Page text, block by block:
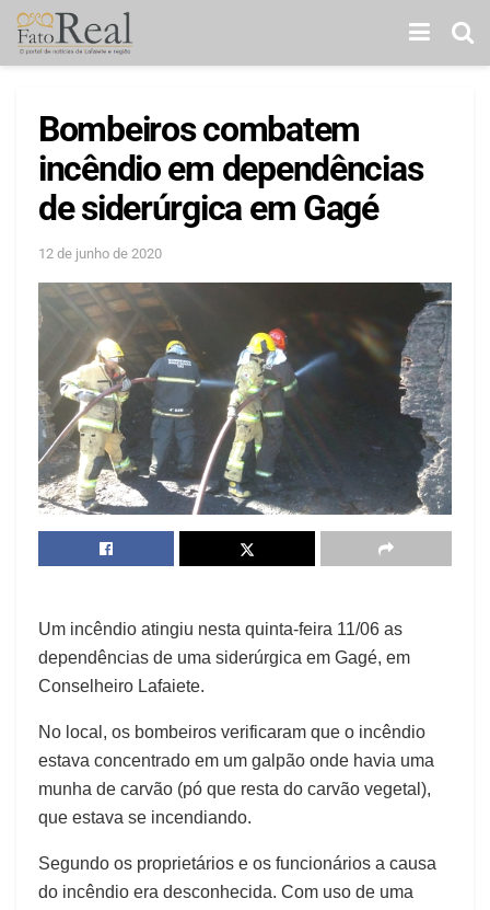
Bombeiros combatem
incêndio em dependências
de siderúrgica em Gagé
12 de junho de 2020
Um incêndio atingiu nesta quinta-feira 11/06 as
dependências de uma siderúrgica em Gagé, em
Conselheiro Lafaiete.
No local, os bombeiros verificaram que o incêndio
estava concentrado em um galpão onde havia uma
munha de carvão (pó que resta do carvão vegetal),
que estava se incendiando.
Segundo os proprietários e os funcionários a causa
do incêndio era desconhecida. Com uso de uma